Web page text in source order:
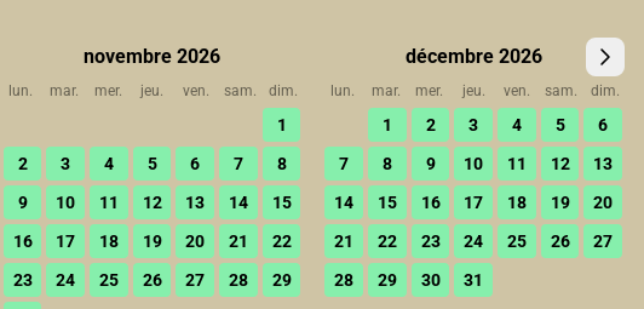
novembre 2026
lun. mar. mer. jeu. ven. sam. dim.
1
2
3 4 5 6 7
8
9
10 11 12 13 14
15
16
17 18 19 20 21
22
23
24 25 26 27 28
29
décembre 2026
lun. mar. mer. jeu. ven. sam. dim.
1 2 3 4 5
6
7
8 9 10 11 12
13
14
15 16 17 18 19
20
21
22 23 24 25 26
27
28
29 30 31